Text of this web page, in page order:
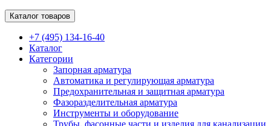
Каталог товаров
+7 (495) 134-16-40
Каталог
Категории
Запорная арматура
Автоматика и регулирующая арматура
Предохранительная и защитная арматура
Фазоразделительная арматура
Инструменты и оборудование
Трубы, фасонные части и изделия для канализации